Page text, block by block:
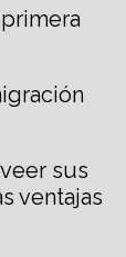
sus
ventajas